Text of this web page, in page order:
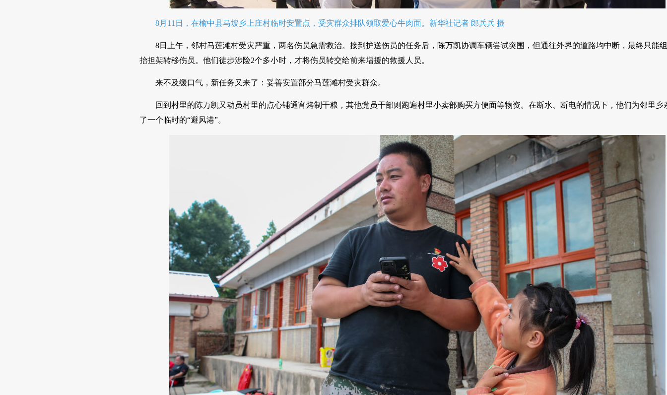
8月11日，在榆中县马坡乡上庄村临时安置点，受灾群众排队领取爱心牛肉面。新华社记者 郎兵兵 摄
8日上午，邻村马莲滩村受灾严重，两名伤员急需救治。接到护送伤员的任务后，陈万凯协调车辆尝试突围，但通往外界的道路均中断，最终只能
抬担架转移伤员。他们徒步涉险2个多小时，才将伤员转交给前来增援的救援人员。
来不及缓口气，新任务又来了：妥善安置部分马莲滩村受灾群众。
回到村里的陈万凯又动员村里的点心铺通宵烤制干粮，其他党员干部则跑遍村里小卖部购买方便面等物资。在断水、断电的情况下，他们为邻里乡
了一个临时的“避风港”。